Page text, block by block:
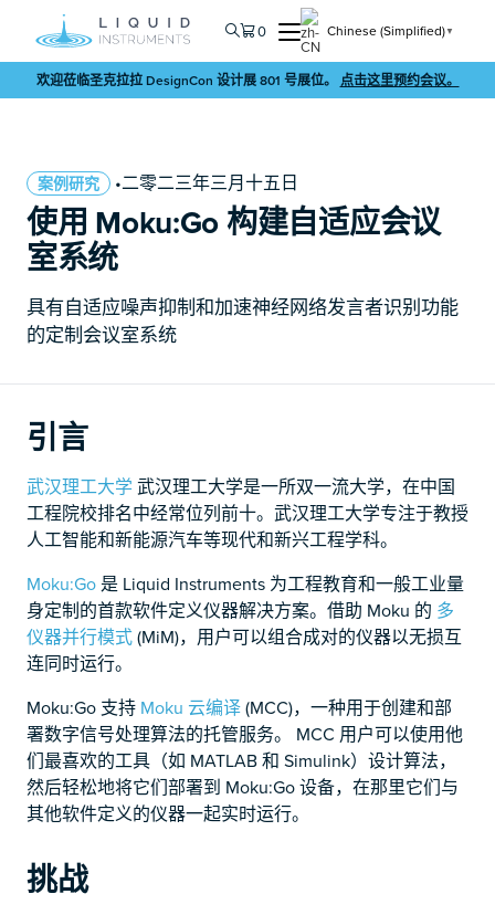
0 Chinese (Simplified)▼
欢迎莅临圣克拉拉 DesignCon 设计展 801 号展位。 点击这里预约会议。
案例研究 •二零二三年三月十五日
使用 Moku:Go 构建自适应会议
室系统
具有自适应噪声抑制和加速神经网络发言者识别功能
的定制会议室系统
引言
武汉理工大学武汉理工大学是一所双一流大学，在中国
工程院校排名中经常位列前十。武汉理工大学专注于教授
人工智能和新能源汽车等现代和新兴工程学科。
Moku:Go 是 Liquid Instruments 为工程教育和一般工业量
身定制的首款软件定义仪器解决方案。借助 Moku 的 多
仪器并行模式(MiM)，用户可以组合成对的仪器以无损互
连同时运行。
Moku:Go 支持 Moku 云编译(MCC)，一种用于创建和部
署数字信号处理算法的托管服务。 MCC 用户可以使用他
们最喜欢的工具（如 MATLAB 和 Simulink）设计算法，
然后轻松地将它们部署到 Moku:Go 设备，在那里它们与
其他软件定义的仪器一起实时运行。
挑战